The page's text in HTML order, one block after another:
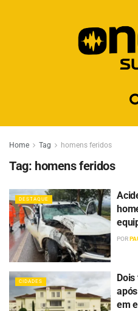
Home Tag homens feridos
Tag: homens feridos
DESTAQUE
POR
CIDADES
em